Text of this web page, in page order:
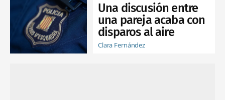
Una discusión entre
una pareja acaba con
disparos al aire
Clara Fernández